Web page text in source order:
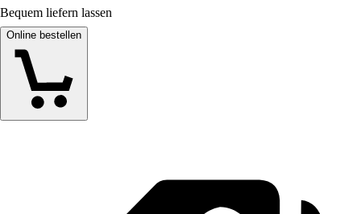
Bequem liefern lassen
Online bestellen